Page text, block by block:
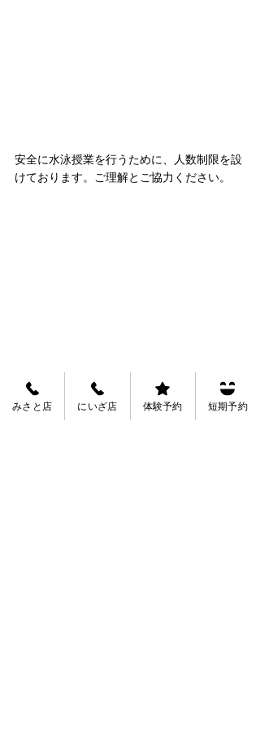
安全に水泳授業を行うために、人数制限を設
けております。ご理解とご協力ください。
みさと店 にいざ店 体験予約 短期予約